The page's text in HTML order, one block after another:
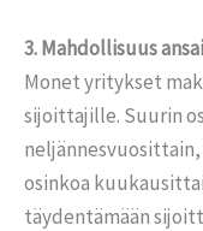
3. Mahdollisuus
Monet yritykset
sijoittajille. Suurin
osinkoa
täydentämään